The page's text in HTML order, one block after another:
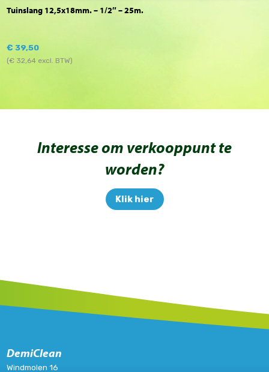
Tuinslang 12,5x18mm. – 1/2″ – 25m.
€ 39,50
(€ 32,64 excl. BTW)
Interesse om verkooppunt te
worden?
Klik hier
DemiClean
Windmolen 16